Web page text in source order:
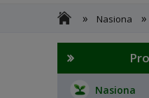
OCHRONA
» Nasiona »
Nasiona